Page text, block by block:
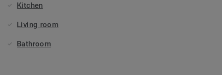
Kitchen
Living room
Bathroom